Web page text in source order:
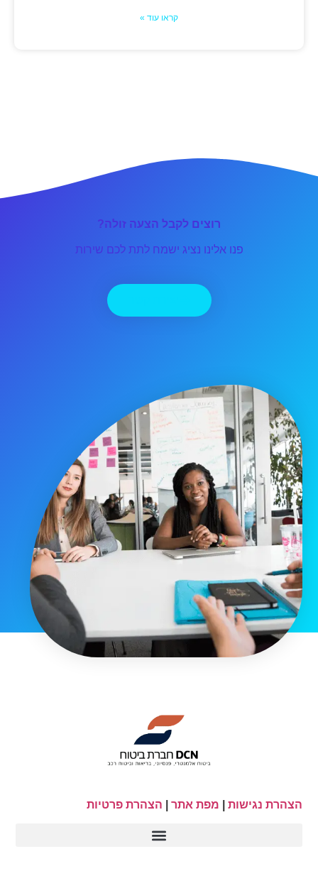
קראו עוד »
רוצים לקבל הצעה זולה?
פנו אלינו נציג ישמח לתת לכם שירות
הצהרת נגישות| מפת אתר| הצהרת פרטיות